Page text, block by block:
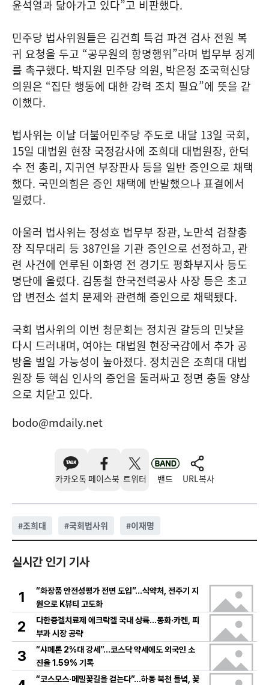
윤석열과 닮아가고 있다”고 비판했다.
민주당 법사위원들은 김건희 특검 파견 검사 전원 복
귀 요청을 두고 “공무원의 항명행위”라며 법무부 징계
를 촉구했다. 박지원 민주당 의원, 박은정 조국혁신당
의원은 “집단 행동에 대한 강력 조치 필요”에 뜻을 같
이했다.
법사위는 이날 더불어민주당 주도로 내달 13일 국회,
15일 대법원 현장 국정감사에 조희대 대법원장, 한덕
수 전 총리, 지귀연 부장판사 등을 일반 증인으로 채택
했다. 국민의힘은 증인 채택에 반발했으나 표결에서
밀렸다.
아울러 법사위는 정성호 법무부 장관, 노만석 검찰총
장 직무대리 등 387인을 기관 증인으로 선정하고, 관
련 사건에 연루된 이화영 전 경기도 평화부지사 등도
명단에 올렸다. 김동철 한국전력공사 사장 등은 초고
압 변전소 설치 문제와 관련해 증인으로 채택됐다.
국회 법사위의 이번 청문회는 정치권 갈등의 민낯을
다시 드러내며, 여야는 대법원 현장국감에서 추가 공
방을 벌일 가능성이 높아졌다. 정치권은 조희대 대법
원장 등 핵심 인사의 증언을 둘러싸고 정면 충돌 양상
으로 치닫고 있다.
bodo@mdaily.net
카카오톡 페이스북 트위터 밴드 URL복사
#조희대 #국회법사위 #이재명
실시간 인기 기사
1
“화장품 안전성평가 전면 도입”…식약처, 전주기 지
원으로 K뷰티 고도화
2
다한증겔치료제 에크락겔 국내 상륙…동화·카켄, 피
부과 시장 공략
3
“샤페론 2%대 강세”…코스닥 약세에도 외국인 소
진율 1.59% 기록
“코스모스·메밀꽃길을 걷는다”…하동 북천 들녘, 꽃